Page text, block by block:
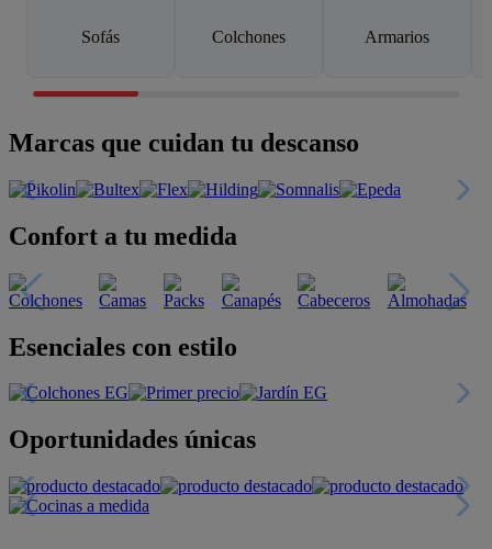
Sofás Colchones Armarios
Marcas que cuidan tu descanso
Confort a tu medida
Esenciales con estilo
Oportunidades únicas